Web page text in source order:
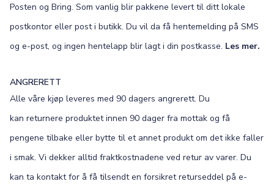
Posten og Bring. Som vanlig blir pakkene levert til ditt lokale
postkontor eller post i butikk. Du vil da få hentemelding på SMS
og e-post, og ingen hentelapp blir lagt i din postkasse. Les mer.
ANGRERETT
Alle våre kjøp leveres med 90 dagers angrerett. Du
kan returnere produktet innen 90 dager fra mottak og få
pengene tilbake eller bytte til et annet produkt om det ikke faller
i smak. Vi dekker alltid fraktkostnadene ved retur av varer. Du
kan ta kontakt for å få tilsendt en forsikret returseddel på e-